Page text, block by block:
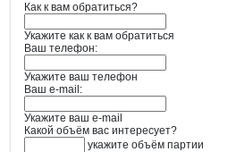
Как к вам обратиться?
Укажите как к вам обратиться
Ваш телефон:
Укажите ваш телефон
Ваш e-mail:
Укажите ваш e-mail
Какой объём вас интересует?
укажите объём партии